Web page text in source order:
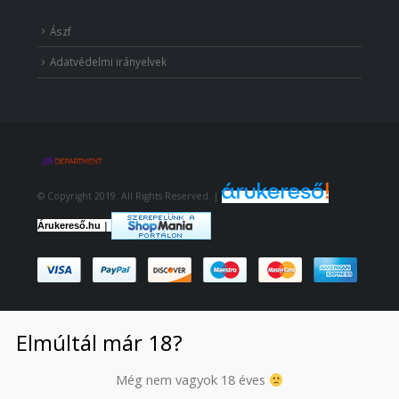
Ászf
Adatvédelmi irányelvek
© Copyright 2019. All Rights Reserved. |
Árukereső.hu |
Elmúltál már 18?
Még nem vagyok 18 éves